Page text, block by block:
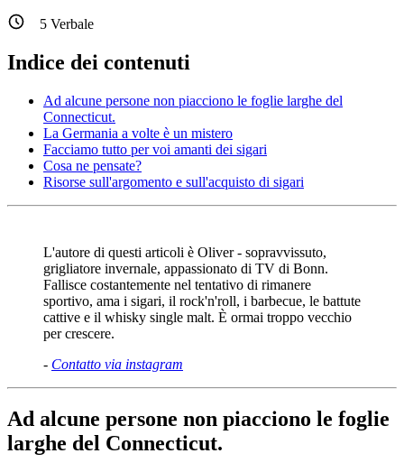
5 Verbale
Indice dei contenuti
Ad alcune persone non piacciono le foglie larghe del
Connecticut.
La Germania a volte è un mistero
Facciamo tutto per voi amanti dei sigari
Cosa ne pensate?
Risorse sull'argomento e sull'acquisto di sigari
L'autore di questi articoli è Oliver - sopravvissuto,
grigliatore invernale, appassionato di TV di Bonn.
Fallisce costantemente nel tentativo di rimanere
sportivo, ama i sigari, il rock'n'roll, i barbecue, le battute
cattive e il whisky single malt. È ormai troppo vecchio
per crescere.
- Contatto via instagram
Ad alcune persone non piacciono le foglie
larghe del Connecticut.